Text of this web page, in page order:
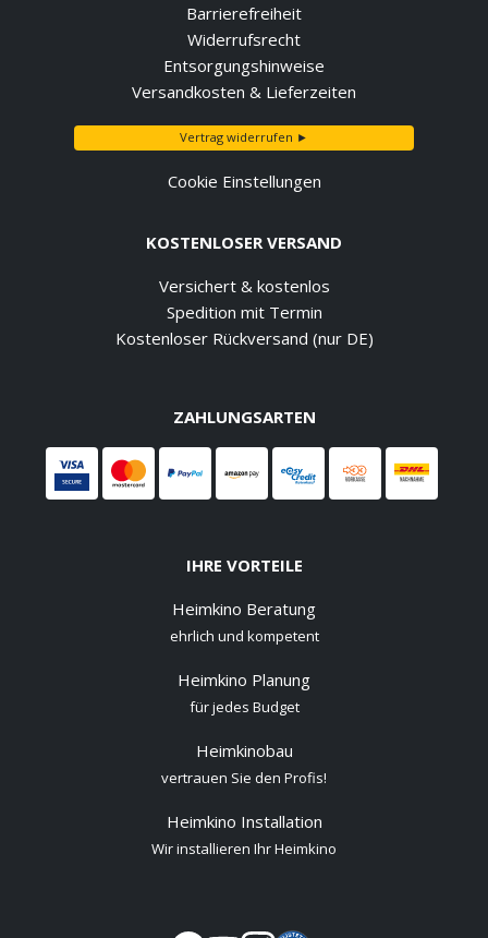
Barrierefreiheit
Widerrufsrecht
Entsorgungshinweise
Versandkosten & Lieferzeiten
Vertrag widerrufen ►
Cookie Einstellungen
KOSTENLOSER VERSAND
Versichert & kostenlos
Spedition mit Termin
Kostenloser Rückversand (nur DE)
ZAHLUNGSARTEN
IHRE VORTEILE
Heimkino Beratung
ehrlich und kompetent
Heimkino Planung
für jedes Budget
Heimkinobau
vertrauen Sie den Profis!
Heimkino Installation
Wir installieren Ihr Heimkino